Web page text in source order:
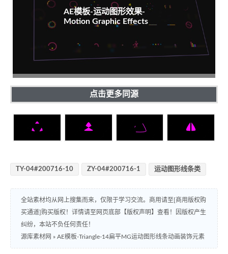
AE模板-运动图形效果-
Motion Graphic Effects
点击更多同源
TY-04#200716-10 ZY-04#200716-1 运动图形线条类
全站素材均从网上搜集而来，仅限于学习交流。商用请至[商用版权购
买通道]购买版权！详情请至网页底部【版权声明】查看！因版权产生
纠纷，本站不负任何责任！
源库素材网 » AE模板-Triangle-14扁平MG运动图形线条动画装饰元素